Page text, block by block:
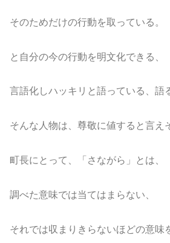
そのためだけの行動を取っている。
と自分の今の行動を明文化できる、
言語化しハッキリと語っている、語
そんな人物は、尊敬に値すると言え
町長にとって、「さながら」とは、
調べた意味では当てはまらない、
それでは収まりきらないほどの意味